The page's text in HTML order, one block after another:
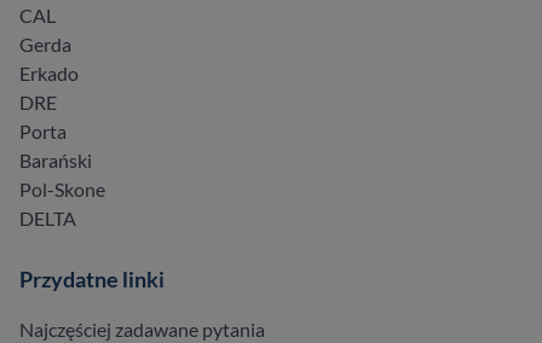
CAL
Gerda
Erkado
DRE
Porta
Barański
Pol-Skone
DELTA
Przydatne linki
Najczęściej zadawane pytania